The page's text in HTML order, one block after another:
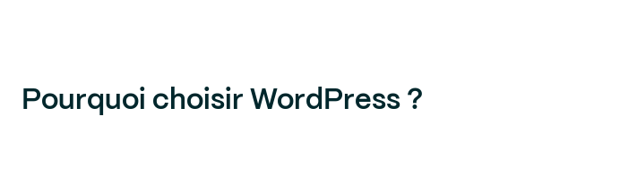
Pourquoi choisir WordPress ?